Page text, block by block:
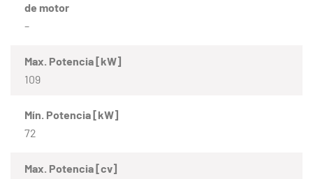
de motor
–
Max. Potencia [kW]
109
Mín. Potencia [kW]
72
Max. Potencia [cv]